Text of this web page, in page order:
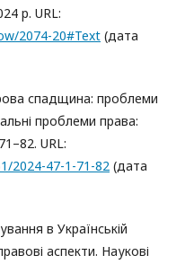
р. URL:
2074-20#Text (дата
спадщина: проблеми
проблеми права:
URL:
2024-47-1-71-82 (дата
в Українській
аспекти. Наукові